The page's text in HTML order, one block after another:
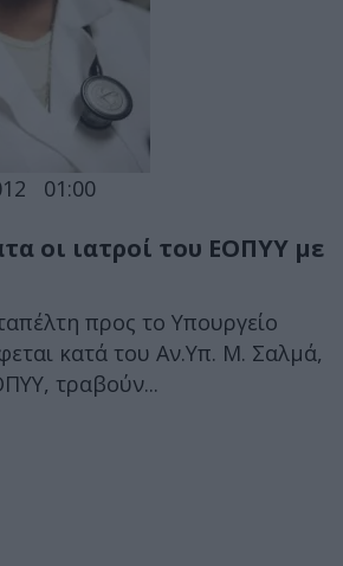
01:00
οι ιατροί του ΕΟΠΥΥ με
προς το Υπουργείο
κατά του Αν.Υπ. Μ. Σαλμά,
τραβούν...